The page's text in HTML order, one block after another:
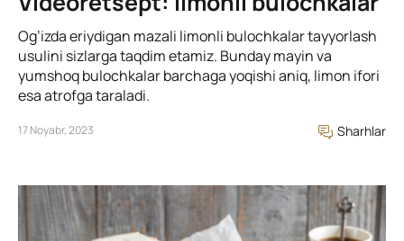
Og’izda eriydigan mazali limonli bulochkalar tayyorlash
usulini sizlarga taqdim etamiz. Bunday mayin va
yumshoq bulochkalar barchaga yoqishi aniq, limon ifori
esa atrofga taraladi.
17 Noyabr, 2023 Sharhlar